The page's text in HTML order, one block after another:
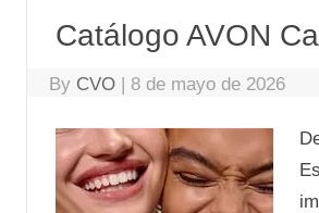
Catálogo AVON
By CVO | 8 de mayo de 2026